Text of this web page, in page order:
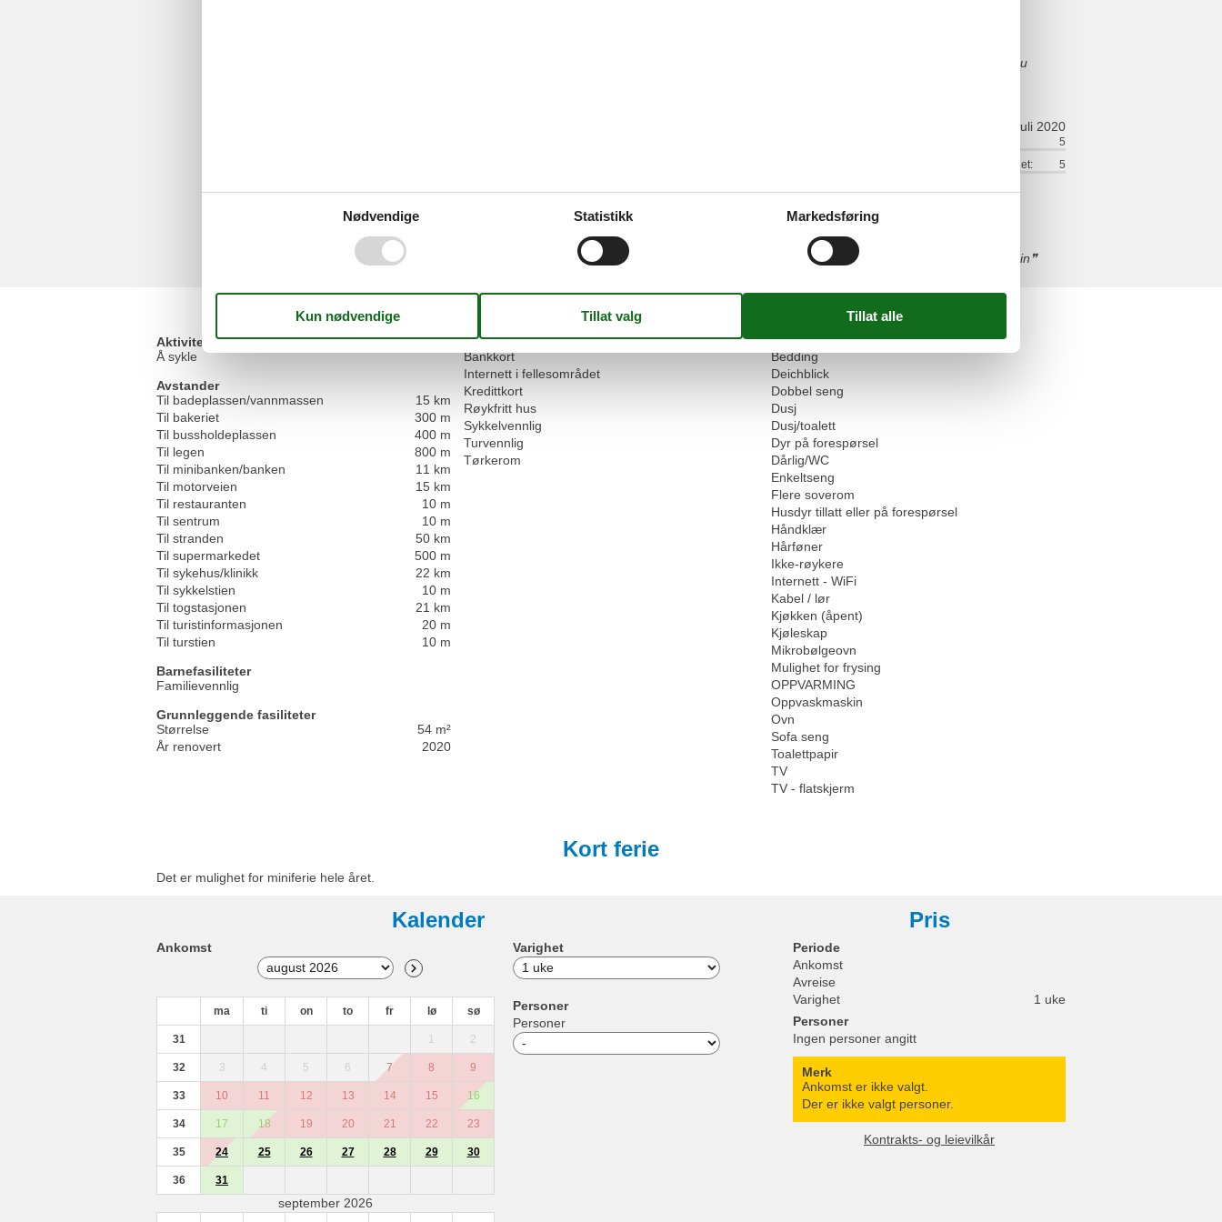
Die Treppe zu den Schlafräumen ist sehr schmal, etwas schwierig die Koffer nach oben zu
juli 2020
5
Tjenester på stedet:
5
Leider gab eskeine andere Unterkunft mehr.
Möglichkeit zum Waschen und mehr Handtücher in der Corana Zeit sollten vorhanden sein
Fasiliteter
Aktivitetsfasiliteter
Å sykle
Avstander
Til badeplassen/vannmassen
15 km
Til bakeriet
300 m
Til bussholdeplassen
400 m
Til legen
800 m
Til minibanken/banken
11 km
Til motorveien
15 km
Til restauranten
10 m
Til sentrum
10 m
Til stranden
50 km
Til supermarkedet
500 m
Til sykehus/klinikk
22 km
Til sykkelstien
10 m
Til togstasjonen
21 km
Til turistinformasjonen
20 m
Til turstien
10 m
Barnefasiliteter
Familievennlig
Grunnleggende fasiliteter
Størrelse
54 m²
År renovert
2020
Overnatting Fasiliteter
Bankkort
Internett i fellesområdet
Kredittkort
Røykfritt hus
Sykkelvennlig
Turvennlig
Tørkerom
ServiceFacilities
Bedding
Deichblick
Dobbel seng
Dusj
Dusj/toalett
Dyr på forespørsel
Dårlig/WC
Enkeltseng
Flere soverom
Husdyr tillatt eller på forespørsel
Håndklær
Hårføner
Ikke-røykere
Internett - WiFi
Kabel / lør
Kjøkken (åpent)
Kjøleskap
Mikrobølgeovn
Mulighet for frysing
OPPVARMING
Oppvaskmaskin
Ovn
Sofa seng
Toalettpapir
TV
TV - flatskjerm
Kort ferie
Det er mulighet for miniferie hele året.
Kalender
Ankomst
ma ti on to fr lø sø
31 1 2
32 3 4 5 6 7 8 9
33 10 11 12 13 14 15 16
34 17 18 19 20 21 22 23
35 24 25 26 27 28 29 30
36 31
september 2026
Varighet
Personer
Personer
Pris
Periode
Ankomst
Avreise
Varighet
1 uke
Personer
Ingen personer angitt
Merk
Ankomst er ikke valgt.
Der er ikke valgt personer.
Kontrakts- og leievilkår
Nødvendige Statistikk Markedsføring